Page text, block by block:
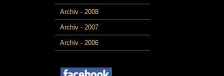
Archiv - 2008
Archiv - 2007
Archiv - 2006